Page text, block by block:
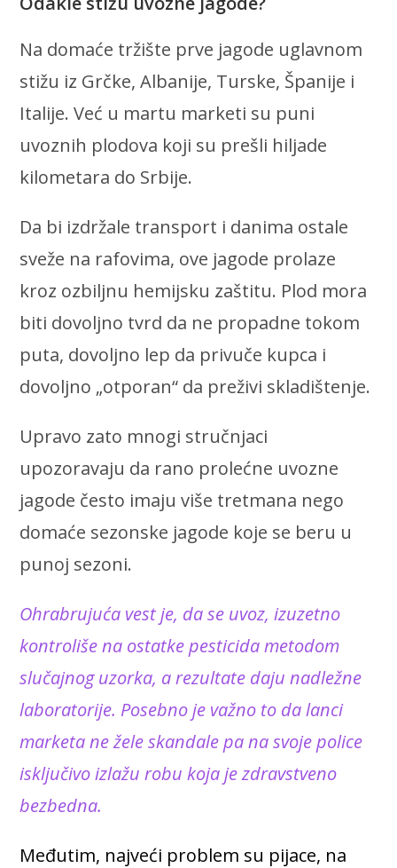
Na domaće tržište prve jagode uglavnom
stižu iz Grčke, Albanije, Turske, Španije i
Italije. Već u martu marketi su puni
uvoznih plodova koji su prešli hiljade
kilometara do Srbije.
Da bi izdržale transport i danima ostale
sveže na rafovima, ove jagode prolaze
kroz ozbiljnu hemijsku zaštitu. Plod mora
biti dovoljno tvrd da ne propadne tokom
puta, dovoljno lep da privuče kupca i
dovoljno „otporan“ da preživi skladištenje.
Upravo zato mnogi stručnjaci
upozoravaju da rano prolećne uvozne
jagode često imaju više tretmana nego
domaće sezonske jagode koje se beru u
punoj sezoni.
Ohrabrujuća vest je, da se uvoz, izuzetno
kontroliše na ostatke pesticida metodom
slučajnog uzorka, a rezultate daju nadležne
laboratorije. Posebno je važno to da lanci
marketa ne žele skandale pa na svoje police
isključivo izlažu robu koja je zdravstveno
bezbedna.
Međutim, najveći problem su pijace, na